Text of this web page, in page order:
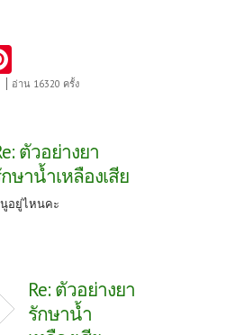
nt
es
t
อ่าน 16320 ครั้ง
ตัวอย่างยา
ษาน้ำเหลืองเสีย
อยู่ไหนคะ
Re: ตัวอย่างยา
รักษาน้ำ